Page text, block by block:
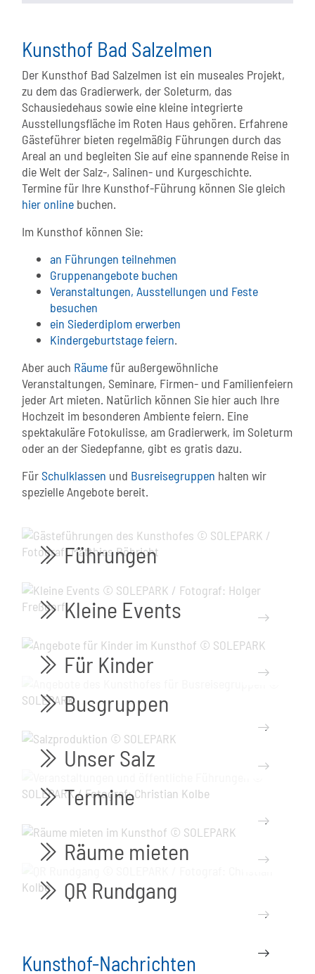
Kunsthof Bad Salzelmen
Der Kunsthof Bad Salzelmen ist ein museales Projekt,
zu dem das Gradierwerk, der Soleturm, das
Schausiedehaus sowie eine kleine integrierte
Ausstellungsfläche im Roten Haus gehören. Erfahrene
Gästeführer bieten regelmäßig Führungen durch das
Areal an und begleiten Sie auf eine spannende Reise in
die Welt der Salz-, Salinen- und Kurgeschichte.
Termine für Ihre Kunsthof-Führung können Sie gleich
hier online buchen.
Im Kunsthof können Sie:
an Führungen teilnehmen
Gruppenangebote buchen
Veranstaltungen, Ausstellungen und Feste
besuchen
ein Siederdiplom erwerben
Kindergeburtstage feiern.
Aber auch Räumefür außergewöhnliche
Veranstaltungen, Seminare, Firmen- und Familienfeiern
jeder Art mieten. Natürlich können Sie hier auch Ihre
Hochzeit im besonderen Ambiente feiern. Eine
spektakuläre Fotokulisse, am Gradierwerk, im Soleturm
oder an der Siedepfanne, gibt es gratis dazu.
FürSchulklassen und Busreisegruppen halten wir
spezielle Angebote bereit.
bi bi-chevron-double-right
Führungen
mehr...
bi bi-chevron-double-right
Kleine Events
mehr...
bi bi-chevron-double-right
Für Kinder
mehr...
bi bi-chevron-double-right
Busgruppen
mehr...
bi bi-chevron-double-right
Unser Salz
mehr...
bi bi-chevron-double-right
Termine
mehr...
bi bi-chevron-double-right
Räume mieten
mehr...
bi bi-chevron-double-right
QR Rundgang
mehr...
Kunsthof-Nachrichten